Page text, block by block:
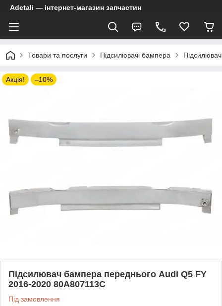
Adetali — інтернет-магазин запчастин
Товари та послуги Підсилювачі бампера
Акція! –10%
Підсилювач бампера переднього Audi Q5 FY
2016-2020 80A807113C
Під замовлення